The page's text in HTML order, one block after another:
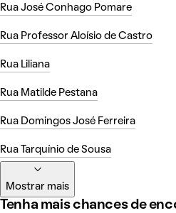
Rua José Conhago Pomare
Rua Professor Aloísio de Castro
Rua Liliana
Rua Matilde Pestana
Rua Domingos José Ferreira
Rua Tarquínio de Sousa
Mostrar mais
Tenha mais chances de